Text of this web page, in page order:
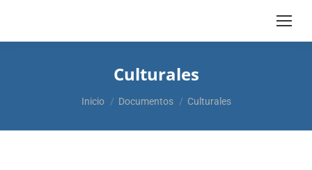
Culturales
Estás aquí:
Inicio Documentos Culturales